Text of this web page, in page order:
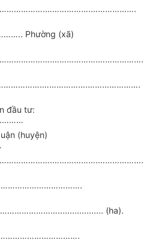
Phường (xã)
đầu tư:
(huyện)
(ha).